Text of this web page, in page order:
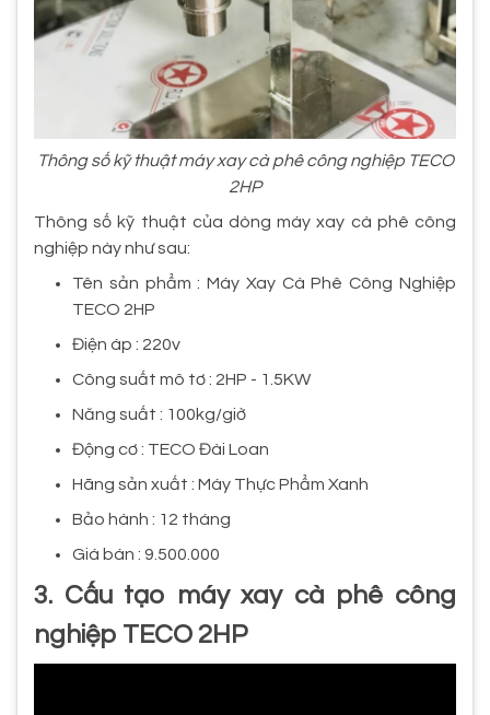
Thông số kỹ thuật máy xay cà phê công nghiệp TECO
2HP
Thông số kỹ thuật của dòng máy xay cà phê công
nghiệp này như sau:
Tên sản phẩm : Máy Xay Cà Phê Công Nghiệp
TECO 2HP
Điện áp : 220v
Công suất mô tơ : 2HP - 1.5KW
Năng suất : 100kg/giờ
Động cơ : TECO Đài Loan
Hãng sản xuất : Máy Thực Phẩm Xanh
Bảo hành : 12 tháng
Giá bán : 9.500.000
3. Cấu tạo máy xay cà phê công
nghiệp TECO 2HP